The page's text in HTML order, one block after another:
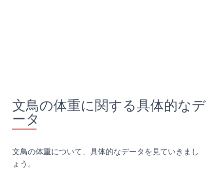
文鳥の体重に関する具体的なデ
ータ
文鳥の体重について、具体的なデータを見ていきまし
ょう。